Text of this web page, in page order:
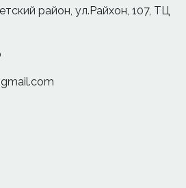
район, ул.Райхон, 107, ТЦ